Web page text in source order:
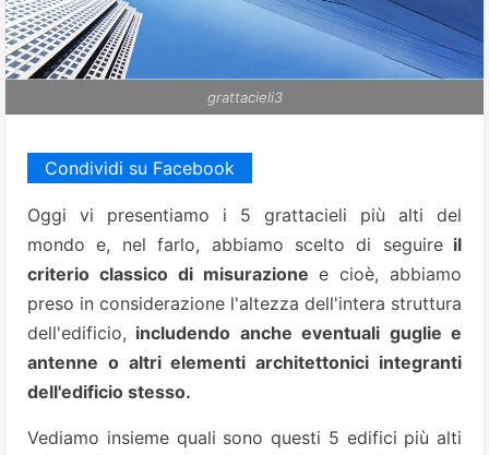
grattacieli3
Condividi su Facebook
Oggi vi presentiamo i 5 grattacieli più alti del
mondo e, nel farlo, abbiamo scelto di seguireil
criterio classico di misurazione e cioè, abbiamo
preso in considerazione l'altezza dell'intera struttura
dell'edificio, includendo anche eventuali guglie e
antenne o altri elementi architettonici integranti
dell'edificio stesso.
Vediamo insieme quali sono questi 5 edifici più alti